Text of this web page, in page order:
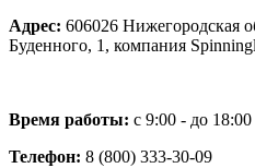
Адрес: 606026 Нижегородская
Буденного, 1, компания
Время работы: с 9:00 - до
Телефон: 8 (800) 333-30-09